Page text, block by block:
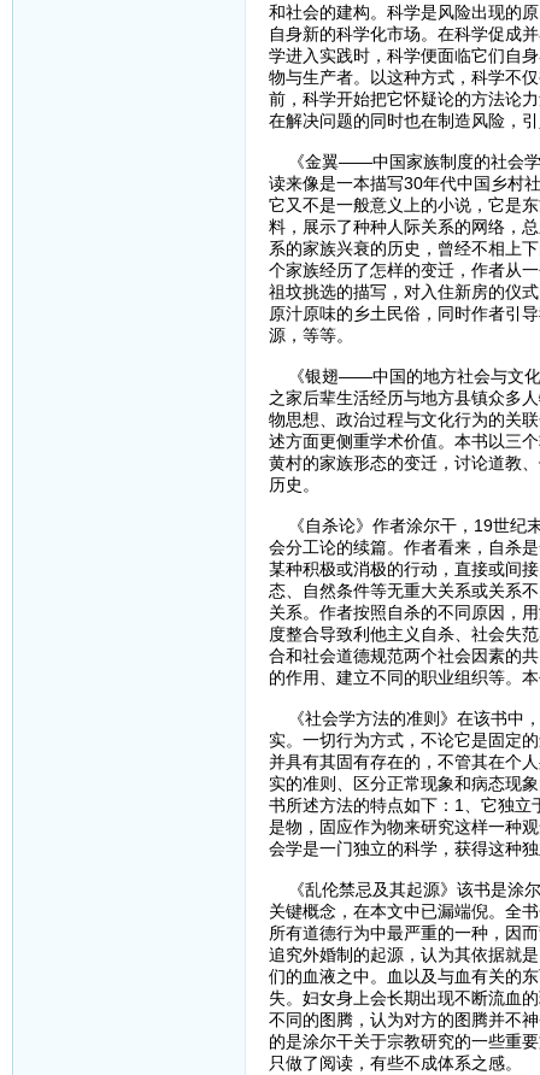
和社会的建构。科学是风险出现的
自身新的科学化市场。在科学促成
学进入实践时，科学便面临它们自
物与生产者。以这种方式，科学不
前，科学开始把它怀疑论的方法论
在解决问题的同时也在制造风险，
《金翼——中国家族制度的社会学
读来像是一本描写30年代中国乡村
它又不是一般意义上的小说，它是
料，展示了种种人际关系的网络，
系的家族兴衰的历史，曾经不相上
个家族经历了怎样的变迁，作者从
祖坟挑选的描写，对入住新房的仪
原汁原味的乡土民俗，同时作者引
源，等等。
《银翅——中国的地方社会与文化
之家后辈生活经历与地方县镇众多
物思想、政治过程与文化行为的关
述方面更侧重学术价值。本书以三
黄村的家族形态的变迁，讨论道教
历史。
《自杀论》作者涂尔干，19世纪
会分工论的续篇。作者看来，自杀
某种积极或消极的行动，直接或间
态、自然条件等无重大关系或关系
关系。作者按照自杀的不同原因，
度整合导致利他主义自杀、社会失
合和社会道德规范两个社会因素的
的作用、建立不同的职业组织等。
《社会学方法的准则》在该书中
实。一切行为方式，不论它是固定
并具有其固有存在的，不管其在个
实的准则、区分正常现象和病态现
书所述方法的特点如下：1、它独
是物，固应作为物来研究这样一种
会学是一门独立的科学，获得这种
《乱伦禁忌及其起源》该书是涂
关键概念，在本文中已漏端倪。全
所有道德行为中最严重的一种，因
追究外婚制的起源，认为其依据就
们的血液之中。血以及与血有关的
失。妇女身上会长期出现不断流血
不同的图腾，认为对方的图腾并不
的是涂尔干关于宗教研究的一些重
只做了阅读，有些不成体系之感。